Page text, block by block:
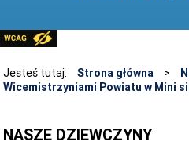
PLIKI DO POBRANIA
LINKI
ARCHIWUM STRONY
STOSOWANIE TECHNOLOGII TIK -
Jesteś tutaj: Strona główna >
Wicemistrzyniami Powiatu w Mini
NASZE DZIEWCZYNY